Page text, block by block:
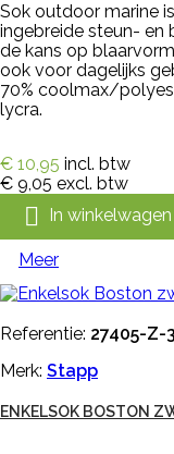
Sok outdoor marine
ingebreide steun- en
de kans op
ook voor dagelijks
70% coolmax/
lycra.
€ 10,95 incl. btw
€ 9,05 excl. btw
 In winkelwagen
Meer
Referentie: 27405-Z-
Merk: Stapp
ENKELSOK BOSTON